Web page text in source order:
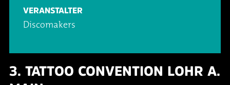
VERANSTALTER
Discomakers
3. TATTOO CONVENTION LOHR A.